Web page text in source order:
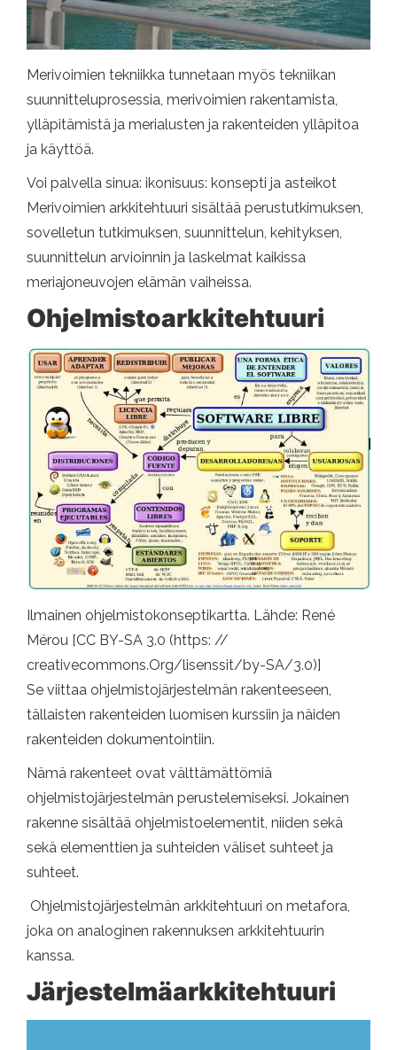
Merivoimien tekniikka tunnetaan myös tekniikan
suunnitteluprosessia, merivoimien rakentamista,
ylläpitämistä ja merialusten ja rakenteiden ylläpitoa
ja käyttöä.
Voi palvella sinua: ikonisuus: konsepti ja asteikot
Merivoimien arkkitehtuuri sisältää perustutkimuksen,
sovelletun tutkimuksen, suunnittelun, kehityksen,
suunnittelun arvioinnin ja laskelmat kaikissa
meriajoneuvojen elämän vaiheissa.
Ohjelmistoarkkitehtuuri
Ilmainen ohjelmistokonseptikartta. Lähde: René
Mérou [CC BY-SA 3.0 (https: //
creativecommons.Org/lisenssit/by-SA/3.0)]
Se viittaa ohjelmistojärjestelmän rakenteeseen,
tällaisten rakenteiden luomisen kurssiin ja näiden
rakenteiden dokumentointiin.
Nämä rakenteet ovat välttämättömiä
ohjelmistojärjestelmän perustelemiseksi. Jokainen
rakenne sisältää ohjelmistoelementit, niiden sekä
sekä elementtien ja suhteiden väliset suhteet ja
suhteet.
Ohjelmistojärjestelmän arkkitehtuuri on metafora,
joka on analoginen rakennuksen arkkitehtuurin
kanssa.
Järjestelmäarkkitehtuuri